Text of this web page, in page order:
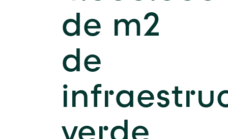
de m2
de
verde